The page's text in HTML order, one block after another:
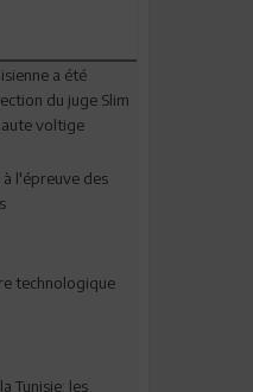
a été
du juge Slim
voltige
à l'épreuve des
technologique
Tunisie: les